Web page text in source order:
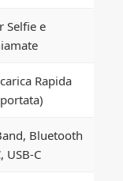
Selfie e
Rapida
Bluetooth
USB-C